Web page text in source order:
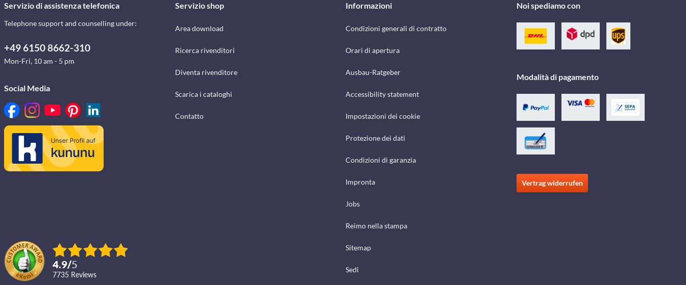
Servizio di assistenza telefonica
Telephone support and counselling under:
+49 6150 8662-310
Mon-Fri, 10 am - 5 pm
Social Media
4.9/5
7735 reviews
Servizio shop
Area download
Ricerca rivenditori
Diventa rivenditore
Scarica i cataloghi
Contatto
Informazioni
Condizioni generali di contratto
Orari di apertura
Ausbau-Ratgeber
Accessibility statement
Impostazioni dei cookie
Protezione dei dati
Condizioni di garanzia
Impronta
Jobs
Reimo nella stampa
Sitemap
Sedi
Noi spediamo con
Modalità di pagamento
Vertrag widerrufen